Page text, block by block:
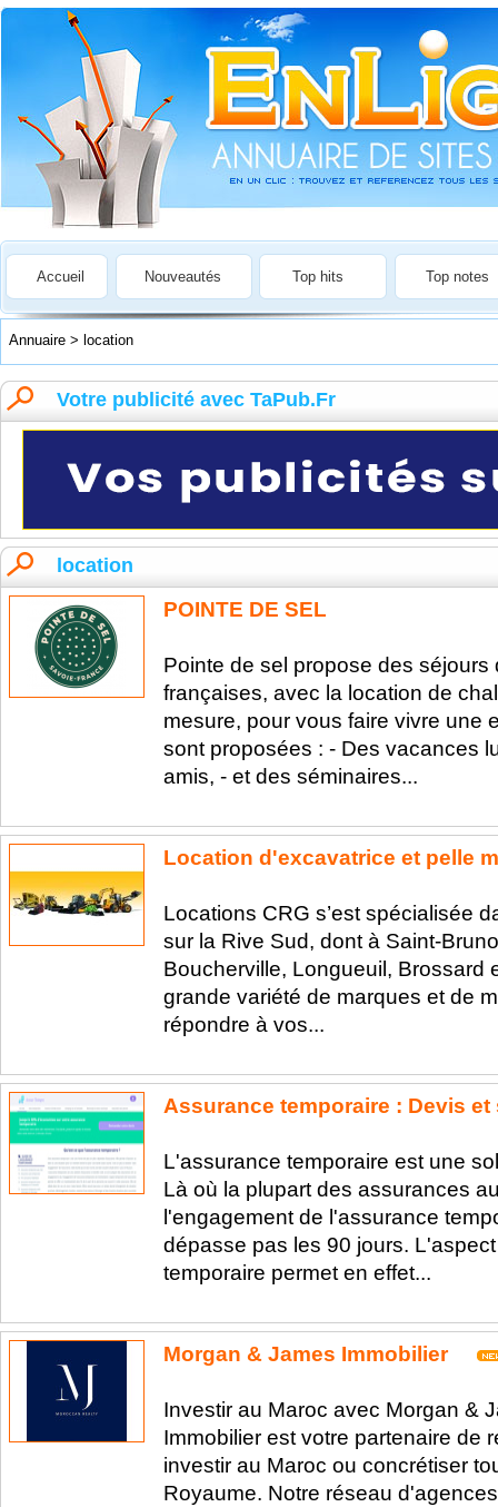
Accueil Nouveautés Top hits Top notes
Annuaire > location
Votre publicité avec TaPub.Fr
location
POINTE DE SEL
Pointe de sel propose des
françaises, avec la location de
mesure, pour vous faire vivre une
sont proposées : - Des vacances
amis, - et des séminaires...
Location d'excavatrice et pelle
Locations CRG s’est spécialisée
sur la Rive Sud, dont à Saint-
Boucherville, Longueuil, Brossard
grande variété de marques et de
répondre à vos...
Assurance temporaire : Devis
L'assurance temporaire est une
Là où la plupart des assurances
l'engagement de l'assurance
dépasse pas les 90 jours.
temporaire permet en effet...
Morgan & James Immobilier
Investir au Maroc avec Morgan &
Immobilier est votre partenaire de
investir au Maroc ou concrétiser
Royaume. Notre réseau